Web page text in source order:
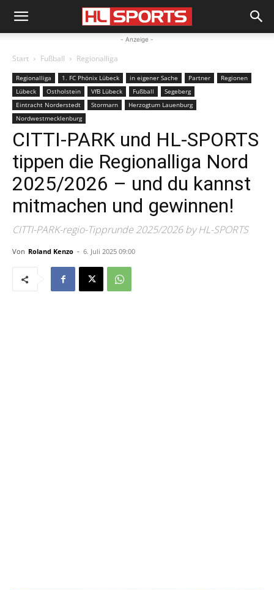
- Anzeige -
Start Fußball Regionalliga
Regionalliga 1. FC Phönix Lübeck in eigener Sache Partner
Regionen
Lübeck
Ostholstein VfB Lübeck Fußball
Segeberg
Eintracht Norderstedt
Stormarn
Herzogtum Lauenburg
Nordwestmecklenburg
CITTI-PARK und HL-SPORTS
tippen die Regionalliga Nord
2025/2026 – und du kannst
mitmachen und gewinnen!
CITTI-PARK-regio-Tipprunde 2025/2026 by HL-SPORTS
Von Roland Kenzo - 6. Juli 2025 09:00